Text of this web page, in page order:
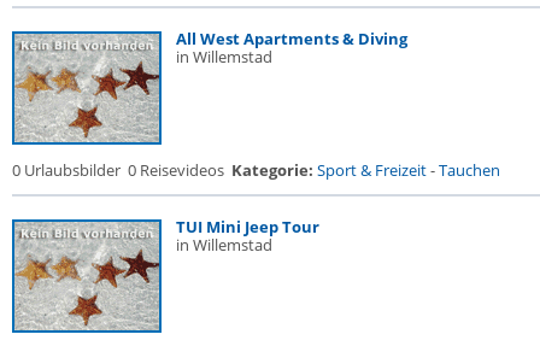
All West Apartments & Diving
in Willemstad
0 Urlaubsbilder 0 Reisevideos Kategorie: Sport & Freizeit-Tauchen
TUI Mini Jeep Tour
in Willemstad